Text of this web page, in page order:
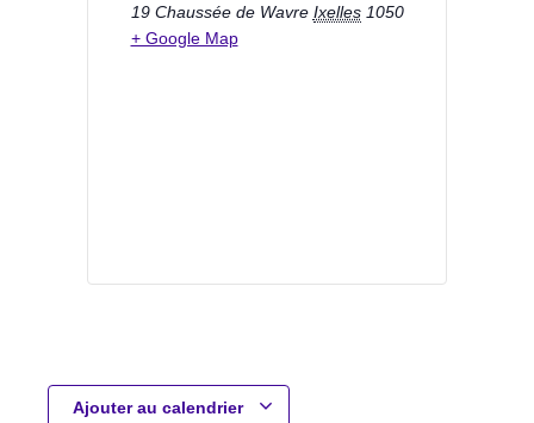
19 Chaussée de Wavre Ixelles 1050
+ Google Map
Ajouter au calendrier